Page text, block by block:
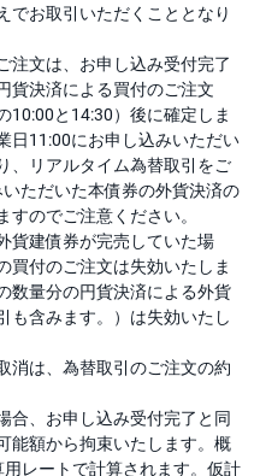
でお取引いただくこととなり
注文は、お申し込み受付完了
貨決済による買付のご注文
10:00と14:30）後に確定しま
日11:00にお申し込みいただい
、リアルタイム為替取引をご
ただいた本債券の外貨決済の
のでご注意ください。
貨建債券が完売していた場
買付のご注文は失効いたしま
数量分の円貨決済による外貨
も含みます。）は失効いたし
消は、為替取引のご注文の約
合、お申し込み受付完了と同
能額から拘束いたします。概
レートで計算されます。仮計